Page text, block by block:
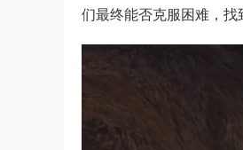
们最终能否克服困难，找